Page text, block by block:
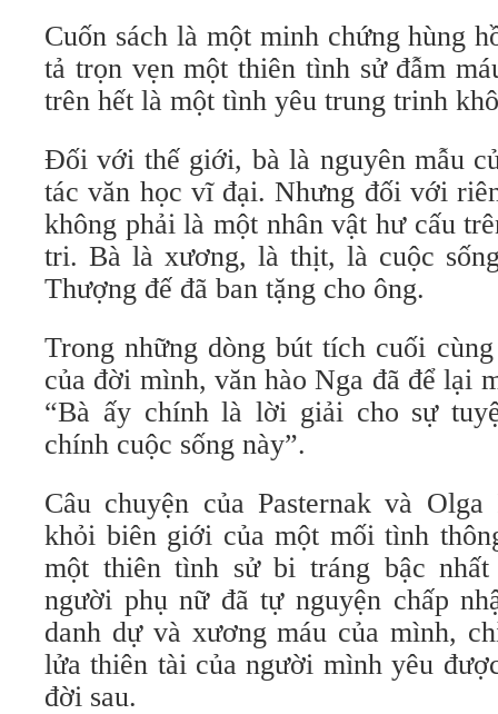
Cuốn sách là một minh chứng hùng
tả trọn vẹn một thiên tình sử đẫm
trên hết là một tình yêu trung trinh
Đối với thế giới, bà là nguyên mẫu
tác văn học vĩ đại. Nhưng đối với
không phải là một nhân vật hư cấu
tri. Bà là xương, là thịt, là cuộc
Thượng đế đã ban tặng cho ông.
Trong những dòng bút tích cuối
của đời mình, văn hào Nga đã để lại
“Bà ấy chính là lời giải cho sự
chính cuộc sống này”.
Câu chuyện của Pasternak và
khỏi biên giới của một mối tình
một thiên tình sử bi tráng bậc
người phụ nữ đã tự nguyện chấp
danh dự và xương máu của mình,
lửa thiên tài của người mình yêu
đời sau.